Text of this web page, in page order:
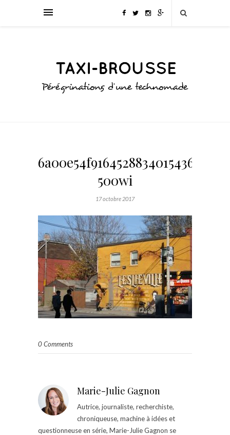
500wi
17 octobre 2017
0 Comments
Marie-Julie Gagnon
Autrice, journaliste, recherchiste,
chroniqueuse, machine à idées et
questionneuse en série, Marie-Julie Gagnon se